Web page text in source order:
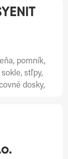
pomník,
sokle, stľpy,
dosky,